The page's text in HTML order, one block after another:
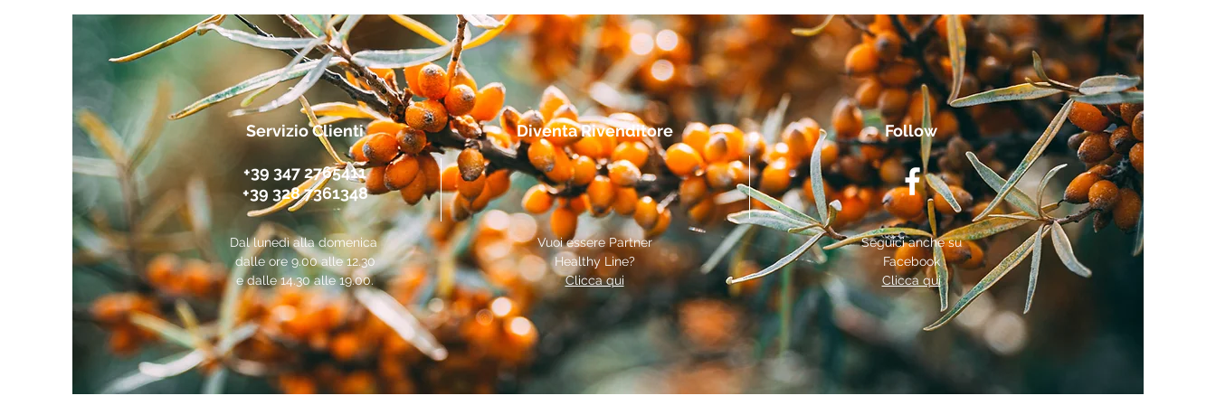
Servizio Clienti
+39 347 2765411
+39 328 7361348
Dal lunedì alla domenica
dalle ore 9.00 alle 12.30
e dalle 14.30 alle 19.00.
Diventa Rivenditore
Vuoi essere Partner
Healthy Line?
Clicca qui
Follow
Seguici anche su
Facebook
Clicca qui